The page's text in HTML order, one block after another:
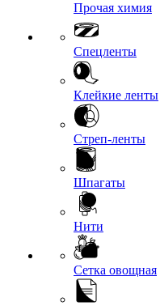
Прочая химия
Спецленты
Клейкие ленты
Стреп-ленты
Шпагаты
Нити
Сетка овощная